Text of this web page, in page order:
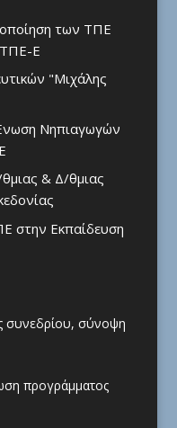
των ΤΠΕ
ΤΠΕ-Ε
"Μιχάλης
Νηπιαγωγών
& Δ/θμιας
στην Εκπαίδευση
συνεδρίου, σύνοψη
προγράμματος